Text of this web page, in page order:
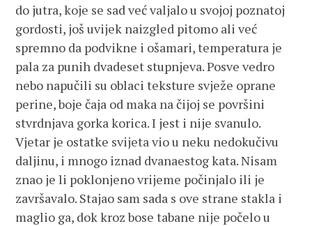
do jutra, koje se sad već valjalo u svojoj poznatoj
gordosti, još uvijek naizgled pitomo ali već
spremno da podvikne i ošamari, temperatura je
pala za punih dvadeset stupnjeva. Posve vedro
nebo napučili su oblaci teksture svježe oprane
perine, boje čaja od maka na čijoj se površini
stvrdnjava gorka korica. I jest i nije svanulo.
Vjetar je ostatke svijeta vio u neku nedokučivu
daljinu, i mnogo iznad dvanaestog kata. Nisam
znao je li poklonjeno vrijeme počinjalo ili je
završavalo. Stajao sam sada s ove strane stakla i
maglio ga, dok kroz bose tabane nije počelo u